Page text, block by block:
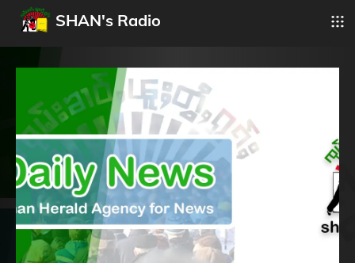
SHAN's Radio